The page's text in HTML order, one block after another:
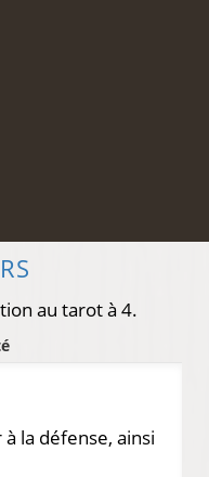
au tarot à 4.
la défense, ainsi